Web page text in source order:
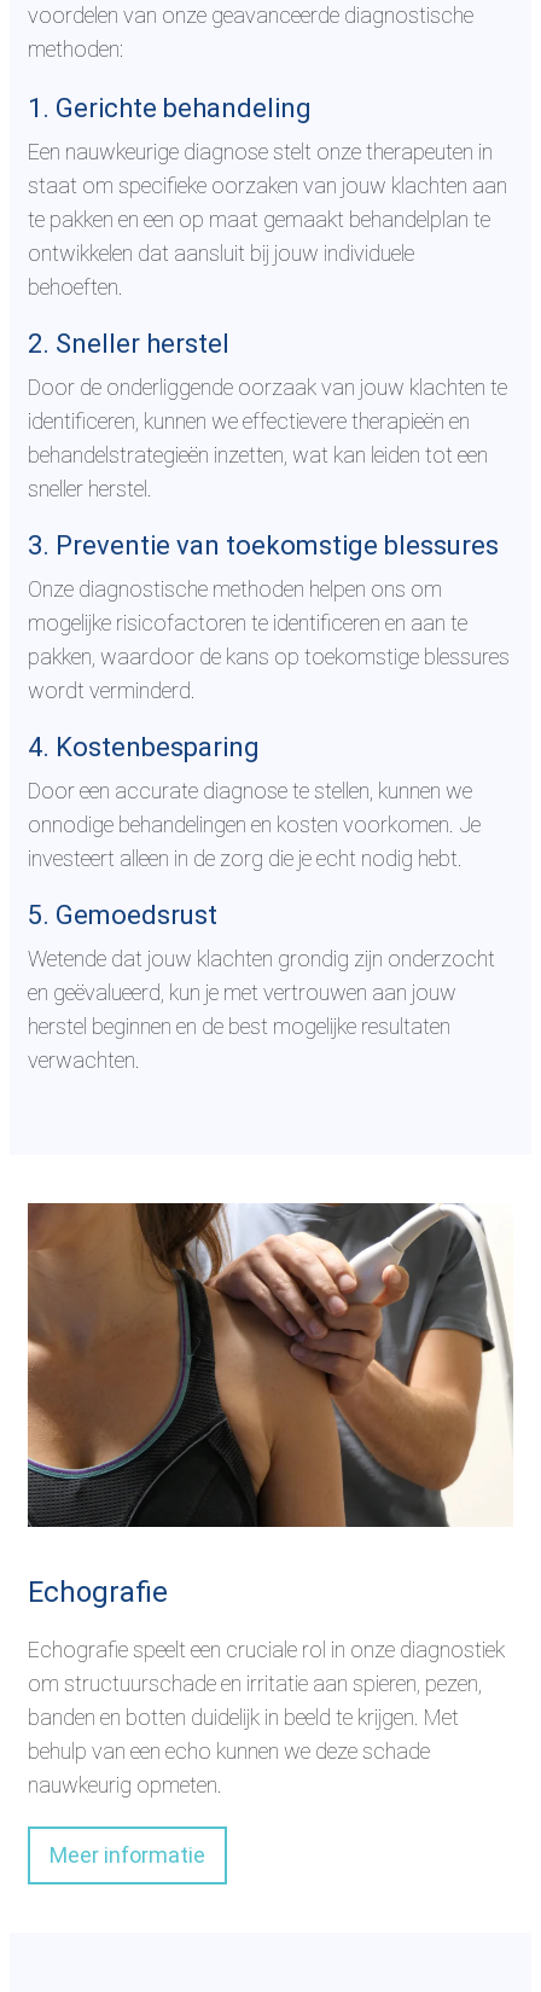
voordelen van onze geavanceerde diagnostische
methoden:
1. Gerichte behandeling
Een nauwkeurige diagnose stelt onze therapeuten in
staat om specifieke oorzaken van jouw klachten aan
te pakken en een op maat gemaakt behandelplan te
ontwikkelen dat aansluit bij jouw individuele
behoeften.
2. Sneller herstel
Door de onderliggende oorzaak van jouw klachten te
identificeren, kunnen we effectievere therapieën en
behandelstrategieën inzetten, wat kan leiden tot een
sneller herstel.
3. Preventie van toekomstige blessures
Onze diagnostische methoden helpen ons om
mogelijke risicofactoren te identificeren en aan te
pakken, waardoor de kans op toekomstige blessures
wordt verminderd.
4. Kostenbesparing
Door een accurate diagnose te stellen, kunnen we
onnodige behandelingen en kosten voorkomen. Je
investeert alleen in de zorg die je echt nodig hebt.
5. Gemoedsrust
Wetende dat jouw klachten grondig zijn onderzocht
en geëvalueerd, kun je met vertrouwen aan jouw
herstel beginnen en de best mogelijke resultaten
verwachten.
Echografie
Echografie speelt een cruciale rol in onze diagnostiek
om structuurschade en irritatie aan spieren, pezen,
banden en botten duidelijk in beeld te krijgen. Met
behulp van een echo kunnen we deze schade
nauwkeurig opmeten.
Meer informatie